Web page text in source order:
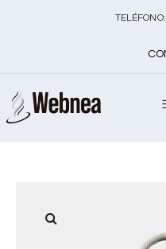
TELÉFONO: